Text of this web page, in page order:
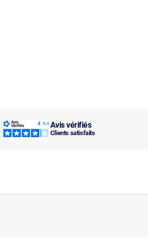
Avis vérifiés
Clients satisfaits